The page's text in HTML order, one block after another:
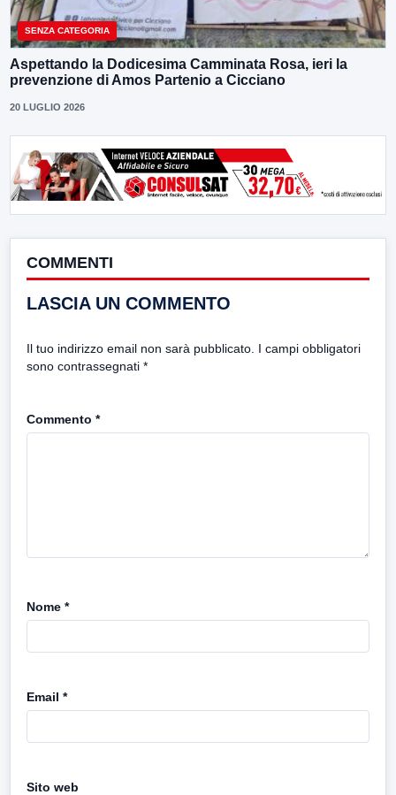
SENZA CATEGORIA
Aspettando la Dodicesima Camminata Rosa, ieri la
prevenzione di Amos Partenio a Cicciano
20 LUGLIO 2026
COMMENTI
LASCIA UN COMMENTO
Il tuo indirizzo email non sarà pubblicato. I campi obbligatori
sono contrassegnati *
Commento *
Nome *
Email *
Sito web